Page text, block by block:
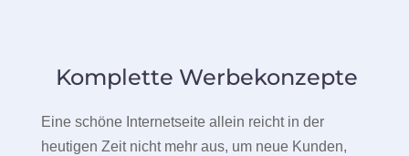
Komplette Werbekonzepte
Eine schöne Internetseite allein reicht in der
heutigen Zeit nicht mehr aus, um neue Kunden,